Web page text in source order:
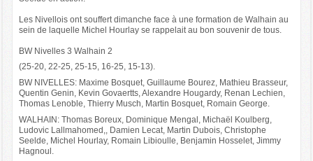
Les Nivellois ont souffert dimanche face à une formation de Walhain au
sein de laquelle Michel Hourlay se rappelait au bon souvenir de tous.
BW Nivelles 3 Walhain 2
(25-20, 22-25, 25-15, 16-25, 15-13).
BW NIVELLES: Maxime Bosquet, Guillaume Bourez, Mathieu Brasseur,
Quentin Genin, Kevin Govaertts, Alexandre Hougardy, Renan Lechien,
Thomas Lenoble, Thierry Musch, Martin Bosquet, Romain George.
WALHAIN: Thomas Boreux, Dominique Mengal, Michaël Koulberg,
Ludovic Lallmahomed,, Damien Lecat, Martin Dubois, Christophe
Seelde, Michel Hourlay, Romain Libioulle, Benjamin Hosselet, Jimmy
Hagnoul.